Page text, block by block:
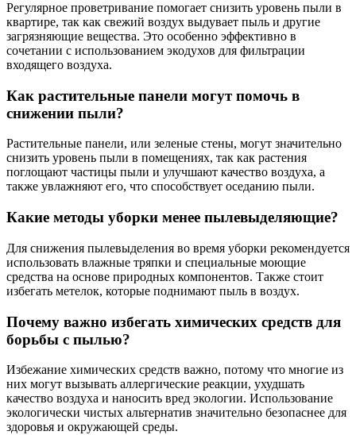
Регулярное проветривание помогает снизить уровень пыли в
квартире, так как свежий воздух выдувает пыль и другие
загрязняющие вещества. Это особенно эффективно в
сочетании с использованием экодухов для фильтрации
входящего воздуха.
Как растительные панели могут помочь в
снижении пыли?
Растительные панели, или зеленые стены, могут значительно
снизить уровень пыли в помещениях, так как растения
поглощают частицы пыли и улучшают качество воздуха, а
также увлажняют его, что способствует оседанию пыли.
Какие методы уборки менее пылевыделяющие?
Для снижения пылевыделения во время уборки рекомендуется
использовать влажные тряпки и специальные моющие
средства на основе природных компонентов. Также стоит
избегать метелок, которые поднимают пыль в воздух.
Почему важно избегать химических средств для
борьбы с пылью?
Избежание химических средств важно, потому что многие из
них могут вызывать аллергические реакции, ухудшать
качество воздуха и наносить вред экологии. Использование
экологически чистых альтернатив значительно безопаснее для
здоровья и окружающей среды.